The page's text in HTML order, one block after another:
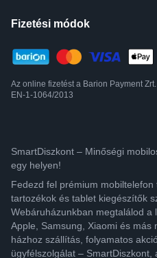
Fizetési módok
Az online fizetést a Barion Payment
EN-1-1064/2013
SmartDiszkont – Minőségi
egy helyen!
Fedezd fel prémium
tartozékok és tablet kiegészítők
Webáruházunkban megtalálod
Apple, Samsung, Xiaomi és más
házhoz szállítás, folyamatos
ügyfélszolgálat –